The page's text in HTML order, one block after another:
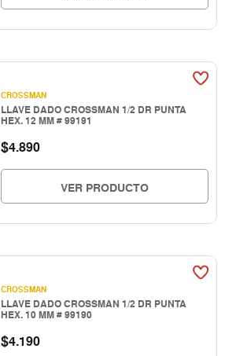
CROSSMAN
LLAVE DADO CROSSMAN 1/2 DR PUNTA
HEX. 12 MM # 99191
$4.890
VER PRODUCTO
CROSSMAN
LLAVE DADO CROSSMAN 1/2 DR PUNTA
HEX. 10 MM # 99190
$4.190